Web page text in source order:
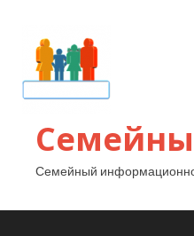
Семейный информационно